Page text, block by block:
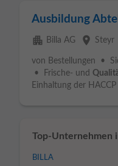
Ausbildung
apartment Billa AG place Steyr
von Bestellungen •
• Frische- und
Einhaltung der
Top-Unternehmen
BILLA